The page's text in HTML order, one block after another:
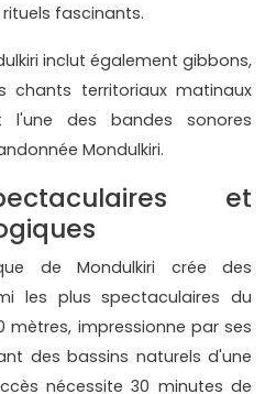
fascinants.
inclut également gibbons,
chants territoriaux matinaux
l'une des bandes sonores
Mondulkiri.
et
de Mondulkiri crée des
les plus spectaculaires du
mètres, impressionne par ses
des bassins naturels d'une
nécessite 30 minutes de